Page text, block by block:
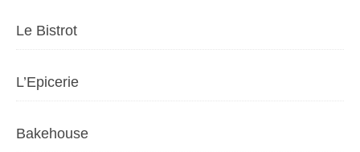
Le Bistrot
L’Epicerie
Bakehouse